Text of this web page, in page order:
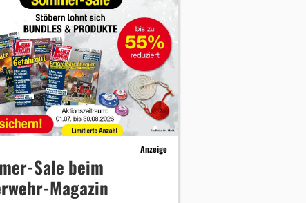
Anzeige
Sale beim
Magazin